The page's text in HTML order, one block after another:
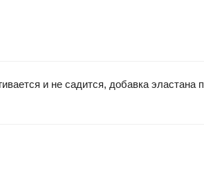
и не садится, добавка эластана